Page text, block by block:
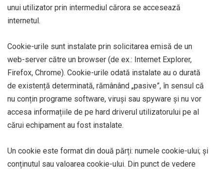
unui utilizator prin intermediul cărora se accesează
internetul.
Cookie-urile sunt instalate prin solicitarea emisă de un
web-server către un browser (de ex.: Internet Explorer,
Firefox, Chrome). Cookie-urile odată instalate au o durată
de existență determinată, rămânând „pasive”, în sensul că
nu conțin programe software, viruși sau spyware și nu vor
accesa informațiile de pe hard driverul utilizatorului pe al
cărui echipament au fost instalate.
Un cookie este format din două părți: numele cookie-ului; și
conținutul sau valoarea cookie-ului. Din punct de vedere